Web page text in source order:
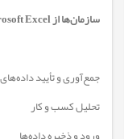
سازمان‌ها از Microsoft Excel برای چه مواردی استفاده می‌کنند؟
جمع‌آوری و تأیید
تحلیل کسب و کار